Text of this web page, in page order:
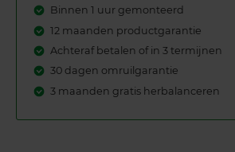
Binnen 1 uur gemonteerd
12 maanden productgarantie
Achteraf betalen of in 3 termijnen
30 dagen omruilgarantie
3 maanden gratis herbalanceren